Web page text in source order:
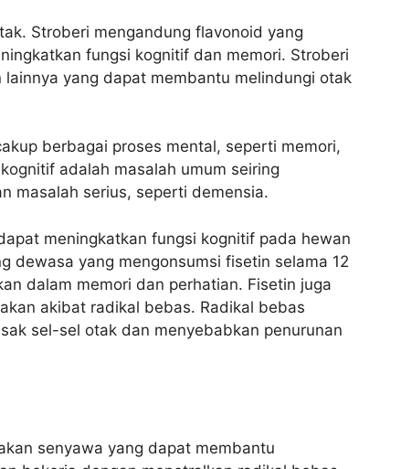
Stroberi mengandung flavonoid yang
fungsi kognitif dan memori. Stroberi
yang dapat membantu melindungi otak
berbagai proses mental, seperti memori,
adalah masalah umum seiring
masalah serius, seperti demensia.
meningkatkan fungsi kognitif pada hewan
dewasa yang mengonsumsi fisetin selama 12
dalam memori dan perhatian. Fisetin juga
akibat radikal bebas. Radikal bebas
sel-sel otak dan menyebabkan penurunan
senyawa yang dapat membantu